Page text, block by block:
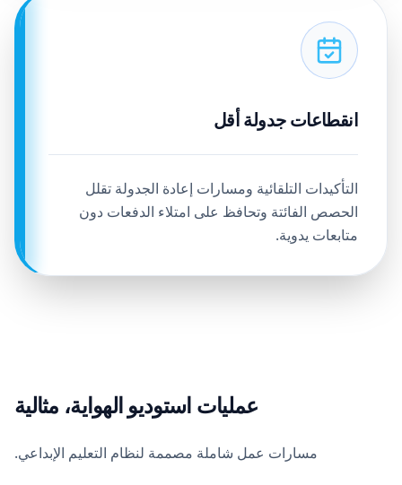
انقطاعات جدولة أقل
التأكيدات التلقائية ومسارات إعادة الجدولة تقلل
الحصص الفائتة وتحافظ على امتلاء الدفعات دون
متابعات يدوية.
عمليات استوديو الهواية، مثالية
مسارات عمل شاملة مصممة لنظام التعليم الإبداعي.